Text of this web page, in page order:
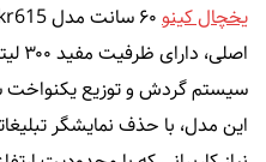
یخچال کینو
سیستم گردش و توزیع یکنواخت
این مدل، با حذف نمایشگر